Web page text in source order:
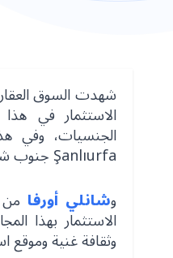
شهدت السوق
الاستثمار في
الجنسيات، وفي
Şanlıurfa جنوب شرقي البلاد.
وشانلي أورفا
الاستثمار بهذا
وثقافة غنية وموقع